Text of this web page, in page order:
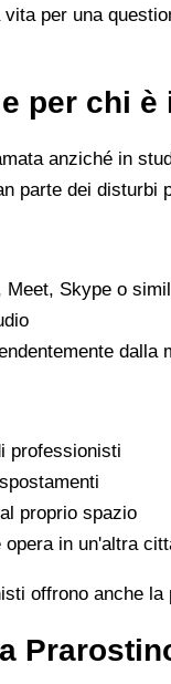
per una
per chi è
anziché in
parte dei disturbi
Skype o
dalla
professionisti
proprio spazio
in un'altra
offrono anche